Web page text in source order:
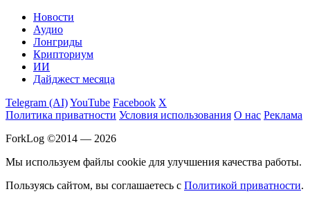
Новости
Аудио
Лонгриды
Крипториум
ИИ
Дайджест месяца
Telegram (AI)YouTube Facebook X
Политика приватности Условия использования О нас Реклама
ForkLog ©2014 — 2026
Мы используем файлы cookie для улучшения качества работы.
Пользуясь сайтом, вы соглашаетесь с Политикой приватности.